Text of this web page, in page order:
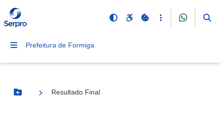
Prefeitura de Formiga
Botão Menu
Resultado Final